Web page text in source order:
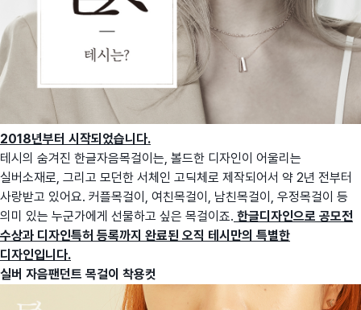
2018년부터 시작되었습니다.
테시의 숨겨진 한글자음목걸이는, 볼드한 디자인이 어울리는
실버소재로, 그리고 모던한 서체인 고딕체로 제작되어서 약 2년 전부터
사랑받고 있어요. 커플목걸이, 여친목걸이, 남친목걸이, 우정목걸이 등
의미 있는 누군가에게 선물하고 싶은 목걸이죠. 한글디자인으로 공모전
수상과 디자인특허 등록까지 완료된 오직 테시만의 특별한
디자인입니다.
실버 자음팬던트 목걸이 착용컷